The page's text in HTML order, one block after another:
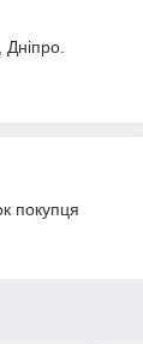
покупця